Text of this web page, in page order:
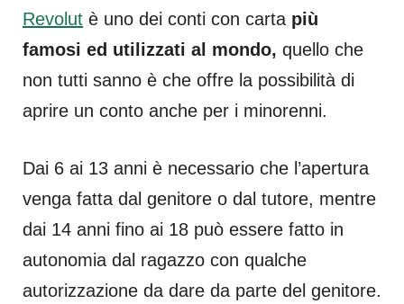
Revolut è uno dei conti con carta più
famosi ed utilizzati al mondo, quello che
non tutti sanno è che offre la possibilità di
aprire un conto anche per i minorenni.
Dai 6 ai 13 anni è necessario che l’apertura
venga fatta dal genitore o dal tutore, mentre
dai 14 anni fino ai 18 può essere fatto in
autonomia dal ragazzo con qualche
autorizzazione da dare da parte del genitore.